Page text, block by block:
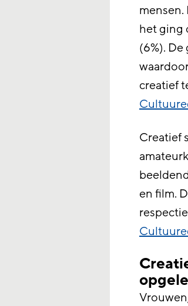
mensen.
het ging
(6%).
creatief
Creatief
en film.